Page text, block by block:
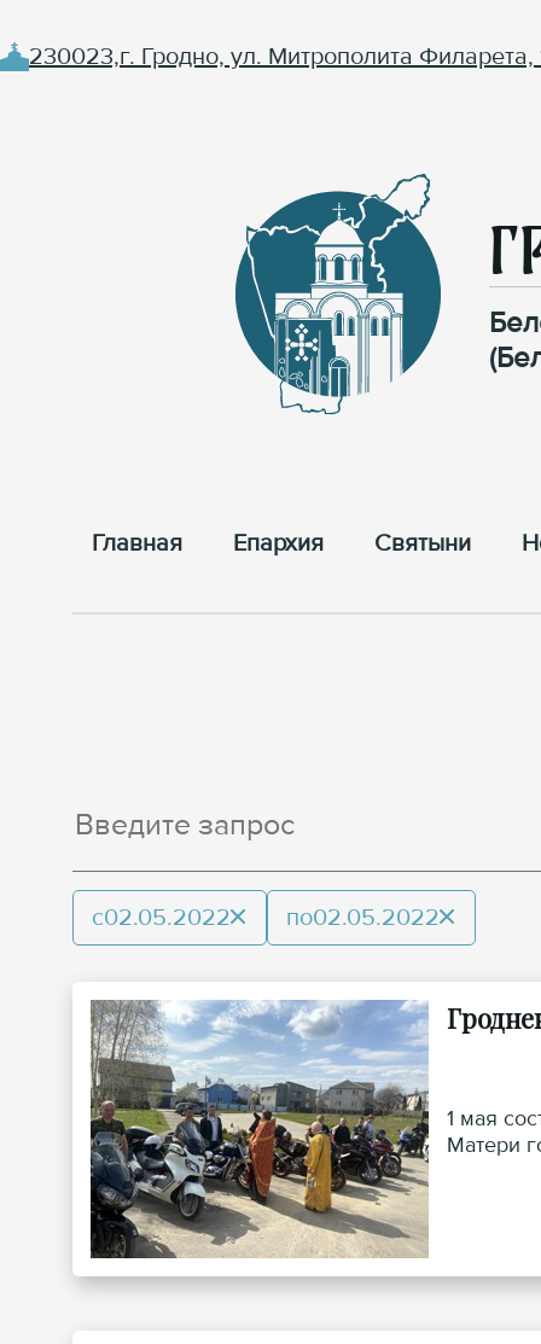
230023,г. Гродно, ул. Митрополита Филарета,
Главная Епархия Cвятыни
с02.05.2022 по02.05.2022
1 мая
Матери